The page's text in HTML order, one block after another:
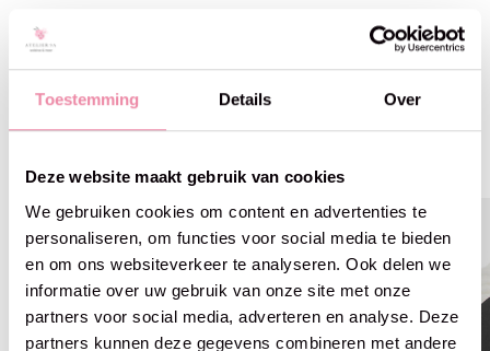
Toestemming Details Over
Deze website maakt gebruik van cookies
We gebruiken cookies om content en advertenties te
personaliseren, om functies voor social media te bieden
en om ons websiteverkeer te analyseren. Ook delen we
informatie over uw gebruik van onze site met onze
partners voor social media, adverteren en analyse. Deze
partners kunnen deze gegevens combineren met andere
Gerelateerde producten
Carousel items
25% off 25% off